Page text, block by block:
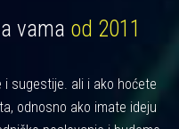
vama od 2011
i sugestije. ali i ako hoćete
odnosno ako imate ideju